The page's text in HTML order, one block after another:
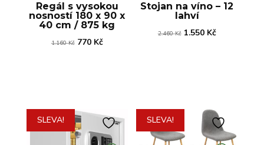
Regál s vysokou
nosností 180 x 90 x
40 cm / 875 kg
1.160Kč Původní
770 KčAktuální
Stojan na víno – 12
lahví
2.460Kč Původní
1.550 KčAktuální
SLEVA! SLEVA!